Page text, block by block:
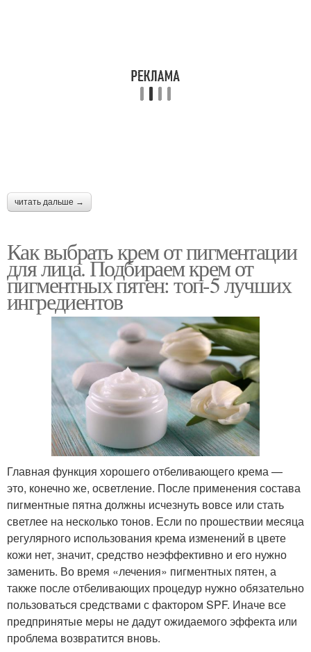
читать дальше →
Как выбрать крем от пигментации
для лица. Подбираем крем от
пигментных пятен: топ-5 лучших
ингредиентов
Главная функция хорошего отбеливающего крема —
это, конечно же, осветление. После применения состава
пигментные пятна должны исчезнуть вовсе или стать
светлее на несколько тонов. Если по прошествии месяца
регулярного использования крема изменений в цвете
кожи нет, значит, средство неэффективно и его нужно
заменить. Во время «лечения» пигментных пятен, а
также после отбеливающих процедур нужно обязательно
пользоваться средствами с фактором SPF. Иначе все
предпринятые меры не дадут ожидаемого эффекта или
проблема возвратится вновь.